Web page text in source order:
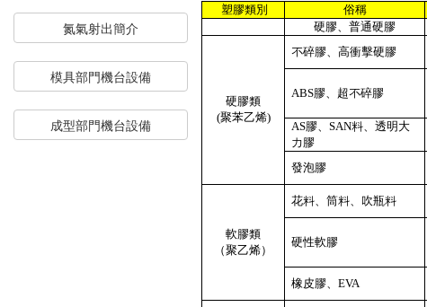
氮氣射出簡介
模具部門機台設備
成型部門機台設備
塑膠類別 俗稱
硬膠、普通硬膠
硬膠類
(聚苯乙烯)
不碎膠、高衝擊硬膠
ABS膠、超不碎膠
AS膠、SAN料、透明大
力膠
發泡膠
軟膠類
（聚乙烯）
花料、筒料、吹瓶料
硬性軟膠
橡皮膠、EVA